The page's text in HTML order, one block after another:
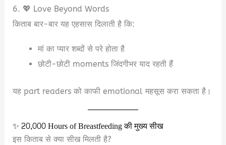
6. 💖 Love Beyond Words
किताब बार-बार यह एहसास दिलाती है कि:
मां का प्यार शब्दों से परे होता है
छोटी-छोटी moments जिंदगीभर याद रहती हैं
यह part readers को काफी emotional महसूस करा सकता है।
✨ 20,000 Hours of Breastfeeding की मुख्य सीख
इस किताब से क्या सीख मिलती है?